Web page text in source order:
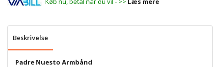
Beskrivelse
Padre Nuesto Armbånd